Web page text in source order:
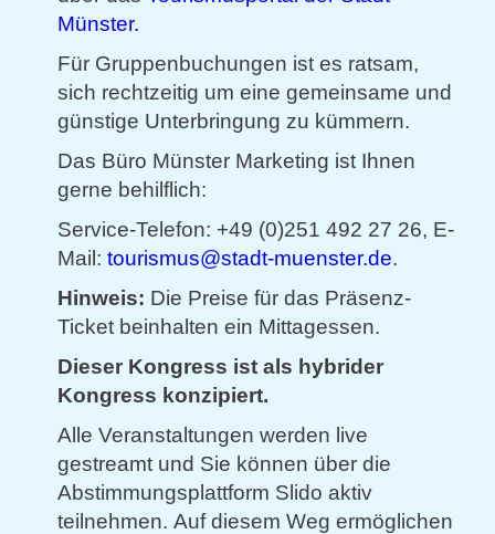
Münster.
Für Gruppenbuchungen ist es ratsam,
sich rechtzeitig um eine gemeinsame und
günstige Unterbringung zu kümmern.
Das Büro Münster Marketing ist Ihnen
gerne behilflich:
Service-Telefon: +49 (0)251 492 27 26, E-
Mail:tourismus@stadt-muenster.de.
Hinweis: Die Preise für das Präsenz-
Ticket beinhalten ein Mittagessen.
Dieser Kongress ist als hybrider
Kongress konzipiert.
Alle Veranstaltungen werden live
gestreamt und Sie können über die
Abstimmungsplattform Slido aktiv
teilnehmen. Auf diesem Weg ermöglichen